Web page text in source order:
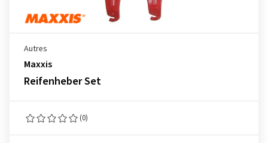
Autres
Maxxis
Reifenheber Set
(0)